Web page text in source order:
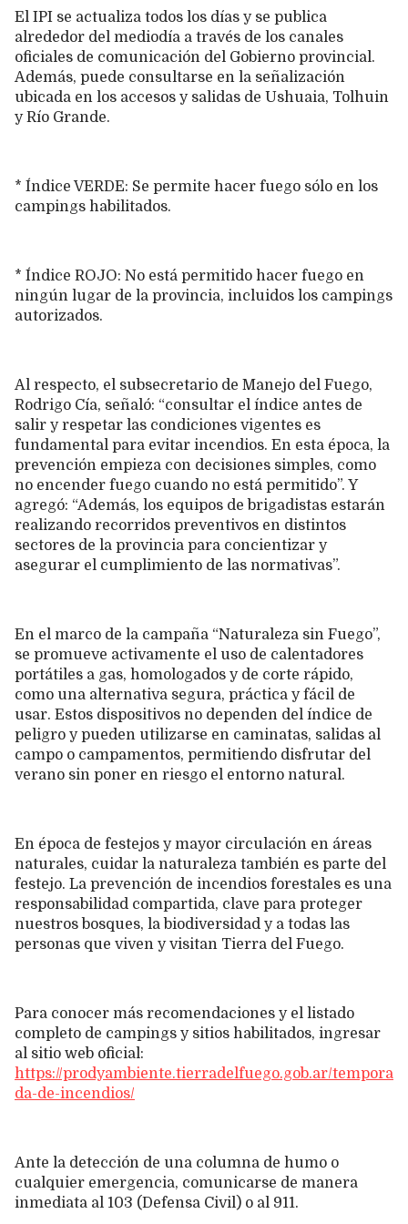
El IPI se actualiza todos los días y se publica
alrededor del mediodía a través de los canales
oficiales de comunicación del Gobierno provincial.
Además, puede consultarse en la señalización
ubicada en los accesos y salidas de Ushuaia, Tolhuin
y Río Grande.
* Índice VERDE: Se permite hacer fuego sólo en los
campings habilitados.
* Índice ROJO: No está permitido hacer fuego en
ningún lugar de la provincia, incluidos los campings
autorizados.
Al respecto, el subsecretario de Manejo del Fuego,
Rodrigo Cía, señaló: “consultar el índice antes de
salir y respetar las condiciones vigentes es
fundamental para evitar incendios. En esta época, la
prevención empieza con decisiones simples, como
no encender fuego cuando no está permitido”. Y
agregó: “Además, los equipos de brigadistas estarán
realizando recorridos preventivos en distintos
sectores de la provincia para concientizar y
asegurar el cumplimiento de las normativas”.
En el marco de la campaña “Naturaleza sin Fuego”,
se promueve activamente el uso de calentadores
portátiles a gas, homologados y de corte rápido,
como una alternativa segura, práctica y fácil de
usar. Estos dispositivos no dependen del índice de
peligro y pueden utilizarse en caminatas, salidas al
campo o campamentos, permitiendo disfrutar del
verano sin poner en riesgo el entorno natural.
En época de festejos y mayor circulación en áreas
naturales, cuidar la naturaleza también es parte del
festejo. La prevención de incendios forestales es una
responsabilidad compartida, clave para proteger
nuestros bosques, la biodiversidad y a todas las
personas que viven y visitan Tierra del Fuego.
Para conocer más recomendaciones y el listado
completo de campings y sitios habilitados, ingresar
al sitio web oficial:
https://prodyambiente.tierradelfuego.gob.ar/tempora
da-de-incendios/
Ante la detección de una columna de humo o
cualquier emergencia, comunicarse de manera
inmediata al 103 (Defensa Civil) o al 911.